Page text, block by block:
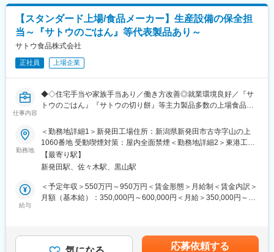
ループ会社として1988年に創業しました。100種類を超える豊富
なラインナップを保有するケイミューと連携することで、優先的
に案件受注ができる体制が整っています。
変更の範囲：会社の定める業務
・操業トラブルの初期対応（電気・機械起因かの判断及び連絡含
む）
・他部署からの電気関連工事・改造依頼の対応
・構内の照明、空調の保守管理
未経験部分については安全教育を通じて丁寧に指導します。設備
改造の内製化に力を入れており、経験年数や得意スキルに応じ
の業務に必要な資格（玉掛け、クレーン運転士等）も入社後に会
社負担で取得可能です。
■組織構成：
配属部署には9名（30代1名・40代3名・50代4名・60代1名）が在
籍しており、中途入社者も多数活躍しています。
社内全体では20・30代の若手や女性社員が多く、活気に満ちたコ
品を製造・販売しています。地域の発展とともに産業技術と「ひ
【スタンダード上場/食品メーカー】生産設備の保全担
当～『サトウのごはん』等代表製品あり～
サトウ食品株式会社
正社員 上場企業
仕事内容
◆◇住宅手当や家族手当あり／働き方改善◎就業環境良好／『サ
トウのごはん』『サトウの切り餅』等主力製品多数の上場食品メ
【求人の魅力】
・包装餅、包装米飯のナンバー1メーカーとして仕事ができる！
・高品質・安全が売りの商品であり、生産を守る仕事/スペシャリ
ストを目指す仕事です！
・ノー残業デーを用意したり、子育て支援などの上場企業ナラデ
ハな働きやすさがあります。
場もしくは、北海道の工場へ配属を予定しております。
＜業務イメージ＞
勤務地
＜勤務地詳細1＞新発田工場住所：新潟県新発田市古寺字山の上
1060番地 受動喫煙対策：屋内全面禁煙＜勤務地詳細2＞東港工場
住所：新潟県北蒲原郡聖籠町東港3丁目78番1号 受動喫煙対策：屋
内喫煙可能場所あり＜勤務地詳細3＞聖籠工場住所：新潟県北蒲原
あり変更の範囲：本社および全国の事業所
【最寄り駅】
新発田駅、佐々木駅、黒山駅
給与
＜予定年収＞550万円～950万円＜賃金形態＞月給制＜賃金内訳＞
月額（基本給）：350,000円～600,000円＜月給＞350,000円～
する可能性があります。月給(月額)は固定手当を含めた表記です。
応募依頼する